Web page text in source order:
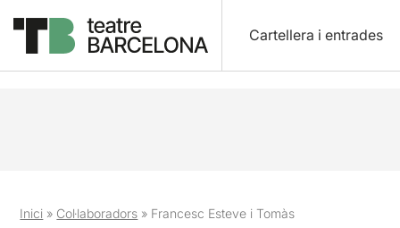
Cartellera i entrades
Inici » Col·laboradors » Francesc Esteve i Tomàs